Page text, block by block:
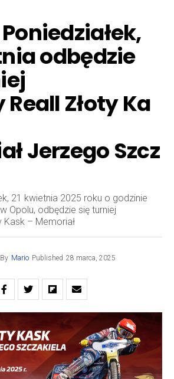
odbędzie
Złoty Ka
Jerzego Szcz
21 kwietnia 2025 roku o godzinie
Opolu, odbędzie się turniej
Kask – Memoriał
By Mario Published 28 marca, 2025